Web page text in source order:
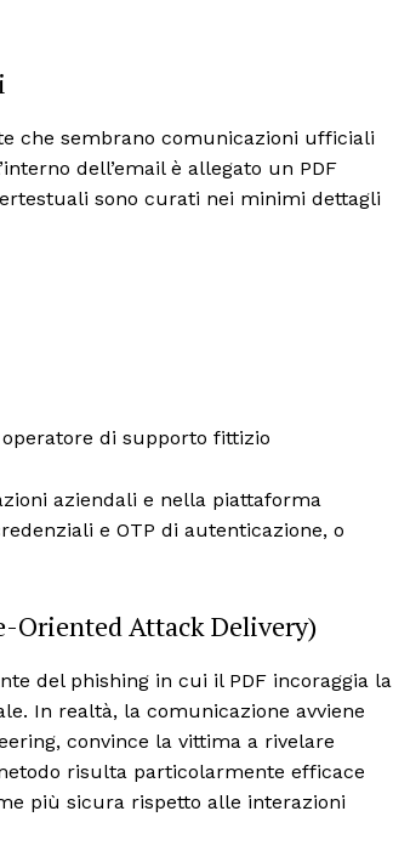
che sembrano comunicazioni ufficiali
dell’email è allegato un PDF
sono curati nei minimi dettagli
di supporto fittizio
aziendali e nella piattaforma
e OTP di autenticazione, o
Oriented Attack Delivery)
del phishing in cui il PDF incoraggia la
In realtà, la comunicazione avviene
convince la vittima a rivelare
risulta particolarmente efficace
più sicura rispetto alle interazioni